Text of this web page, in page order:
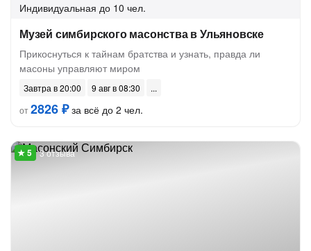
Индивидуальная до 10 чел.
Музей симбирского масонства в Ульяновске
Прикоснуться к тайнам братства и узнать, правда ли
масоны управляют миром
Завтра в 20:00
9 авг в 08:30
от2826 ₽за всё до 2 чел.
3 отзыва